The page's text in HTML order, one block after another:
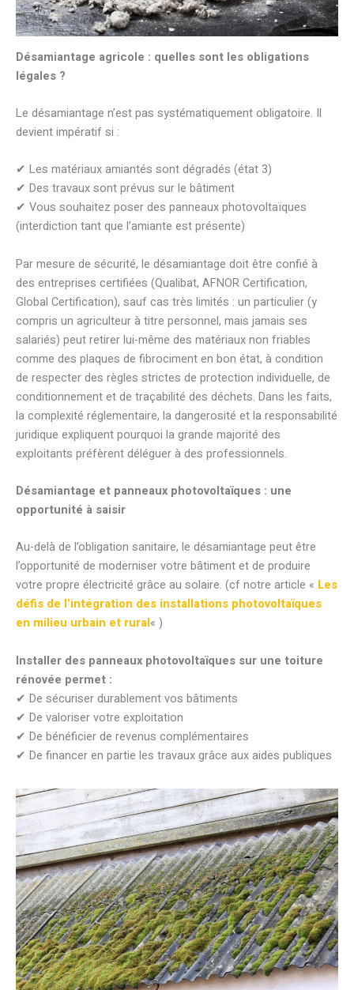
Désamiantage agricole : quelles sont les obligations
légales ?
Le désamiantage n’est pas systématiquement obligatoire. Il
devient impératif si :
✔ Les matériaux amiantés sont dégradés (état 3)
✔ Des travaux sont prévus sur le bâtiment
✔ Vous souhaitez poser des panneaux photovoltaïques
(interdiction tant que l’amiante est présente)
Par mesure de sécurité, le désamiantage doit être confié à
des entreprises certifiées (Qualibat, AFNOR Certification,
Global Certification), sauf cas très limités : un particulier (y
compris un agriculteur à titre personnel, mais jamais ses
salariés) peut retirer lui-même des matériaux non friables
comme des plaques de fibrociment en bon état, à condition
de respecter des règles strictes de protection individuelle, de
conditionnement et de traçabilité des déchets. Dans les faits,
la complexité réglementaire, la dangerosité et la responsabilité
juridique expliquent pourquoi la grande majorité des
exploitants préfèrent déléguer à des professionnels.
Désamiantage et panneaux photovoltaïques : une
opportunité à saisir
Au-delà de l’obligation sanitaire, le désamiantage peut être
l’opportunité de moderniser votre bâtiment et de produire
votre propre électricité grâce au solaire. (cf notre article « Les
défis de l’intégration des installations photovoltaïques
en milieu urbain et rural« )
Installer des panneaux photovoltaïques sur une toiture
rénovée permet :
✔ De sécuriser durablement vos bâtiments
✔ De valoriser votre exploitation
✔ De bénéficier de revenus complémentaires
✔ De financer en partie les travaux grâce aux aides publiques